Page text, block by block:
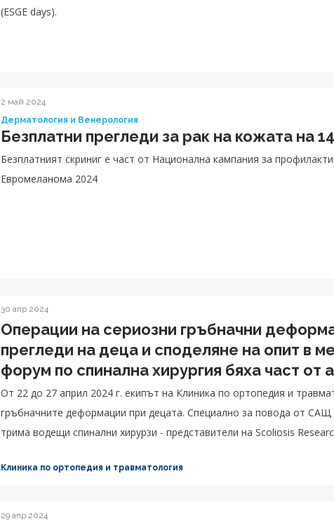
(ESGE days).
2 май 2024
Дерматология и Венерология
Безплатни прегледи за рак на кожата на
Безплатният скриниг е част от Национална кампания за
Евромеланома 2024
30 апр 2024
Операции на сериозни гръбначни
прегледи на деца и споделяне на опит в
форум по спинална хирургия бяха част от
на сколиоза в Клиника по ортопедия и
От 22 до 27 април 2024 г. екипът на Клиника по ортопедия и
гръбначните деформации при децата. Специално за повода от САЩ
трима водещи спинални хирурзи - представители на Scoliosis
Клиника по ортопедия и травматология
29 апр 2024